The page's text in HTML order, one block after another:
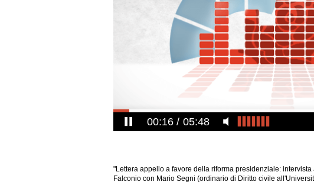
00:17 05:48
"Lettera appello a favore della riforma presidenziale:
Falconio con Mario Segni (ordinario di Diritto civile